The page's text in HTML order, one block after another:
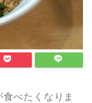
べたくなりま